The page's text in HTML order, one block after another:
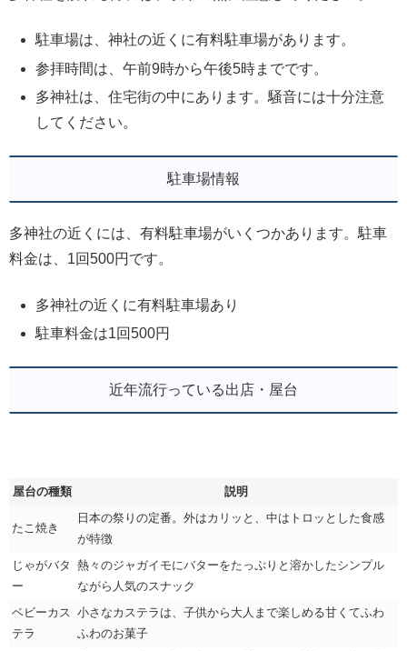
駐車場は、神社の近くに有料駐車場があります。
参拝時間は、午前9時から午後5時までです。
多神社は、住宅街の中にあります。騒音には十分注意
してください。
駐車場情報
多神社の近くには、有料駐車場がいくつかあります。駐車
料金は、1回500円です。
多神社の近くに有料駐車場あり
駐車料金は1回500円
近年流行っている出店・屋台
屋台の種類 説明
たこ焼き
日本の祭りの定番。外はカリッと、中はトロッとした食感
が特徴
じゃがバタ
ー
熱々のジャガイモにバターをたっぷりと溶かしたシンプル
ながら人気のスナック
ベビーカス
テラ
小さなカステラは、子供から大人まで楽しめる甘くてふわ
ふわのお菓子